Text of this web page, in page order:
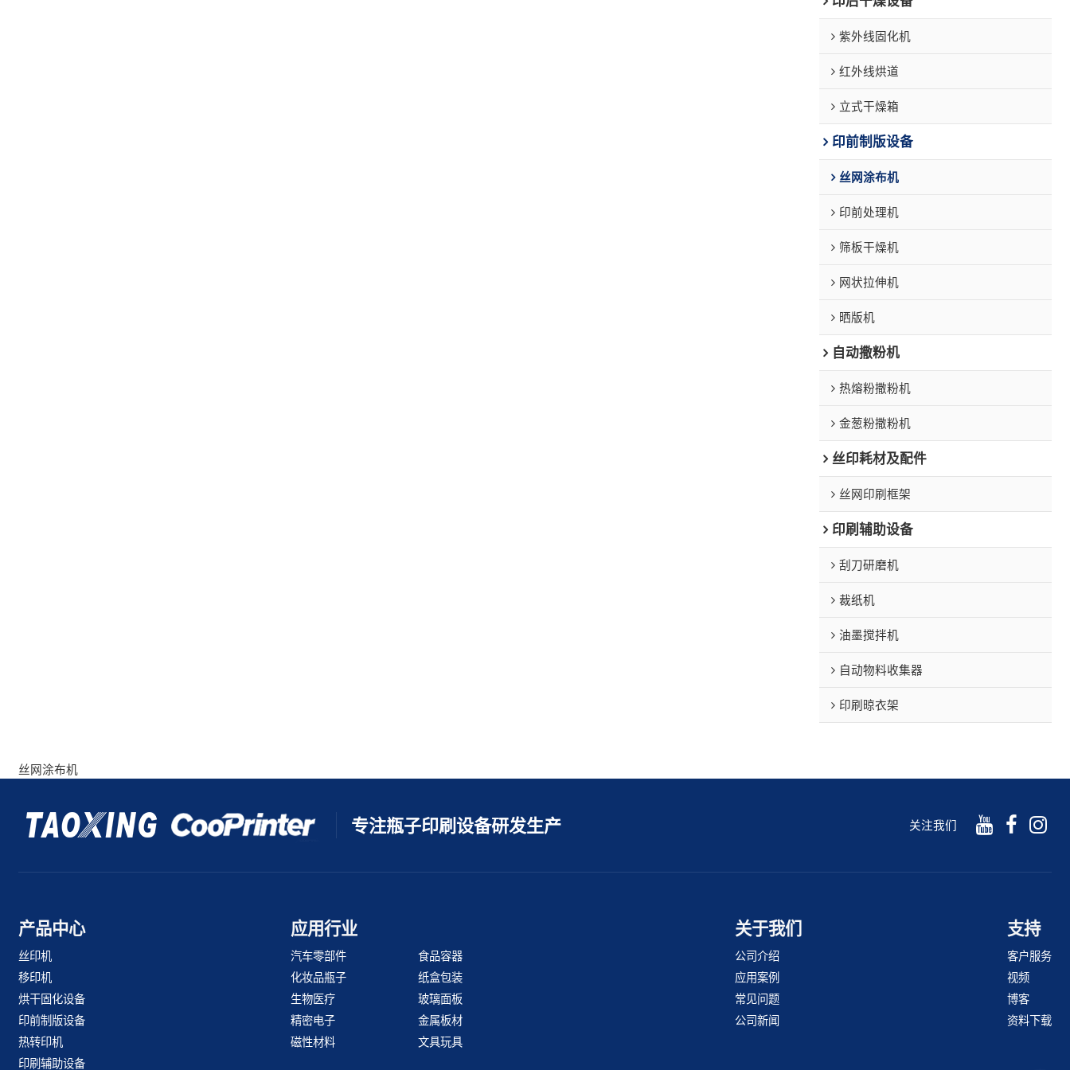
紫外线固化机
红外线烘道
立式干燥箱
印前制版设备
丝网涂布机
印前处理机
筛板干燥机
网状拉伸机
晒版机
自动撒粉机
热熔粉撒粉机
金葱粉撒粉机
丝印耗材及配件
丝网印刷框架
印刷辅助设备
刮刀研磨机
裁纸机
油墨搅拌机
自动物料收集器
印刷晾衣架
丝网涂布机
专注瓶子印刷设备研发生产 关注我们
产品中心
丝印机
移印机
烘干固化设备
印前制版设备
热转印机
印刷辅助设备
应用行业
汽车零部件
食品容器
化妆品瓶子
纸盒包装
生物医疗
玻璃面板
精密电子
金属板材
磁性材料
文具玩具
关于我们
公司介绍
应用案例
常见问题
公司新闻
支持
客户服务
视频
博客
资料下载